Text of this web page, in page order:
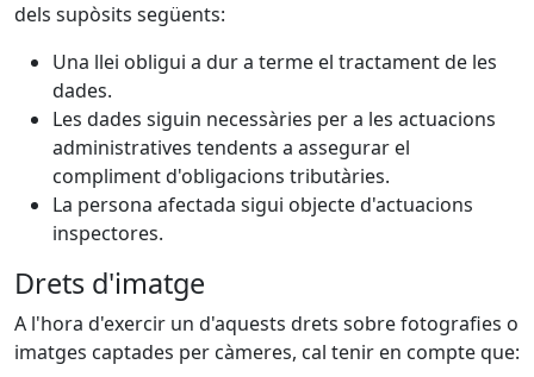
dels supòsits següents:
Una llei obligui a dur a terme el tractament de les
dades.
Les dades siguin necessàries per a les actuacions
administratives tendents a assegurar el
compliment d'obligacions tributàries.
La persona afectada sigui objecte d'actuacions
inspectores.
Drets d'imatge
A l'hora d'exercir un d'aquests drets sobre fotografies o
imatges captades per càmeres, cal tenir en compte que: